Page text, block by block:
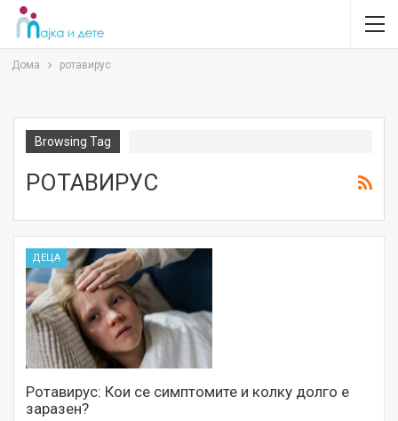
Дома ротавирус
Browsing Tag
РОТАВИРУС
ДЕЦА
Ротавирус: Кои се симптомите и колку долго е
заразен?